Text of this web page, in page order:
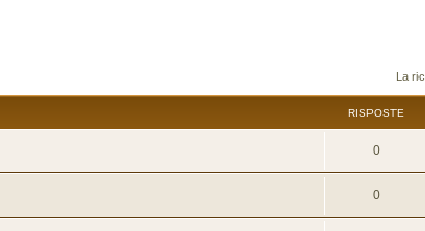
La
RISPOSTE
0
0